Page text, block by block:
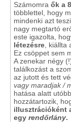
Számomra ők a
többlettel, hogy
mindenki azt
nagy megtartó
este igazolta,
létezésre ,
Ez csöppet sem
A zenekar négy
találkozást a
az jutott és tett
vagy maradjak /
hatása alatt
hozzátartozik,
illusztrációként
egy rendőrlány.